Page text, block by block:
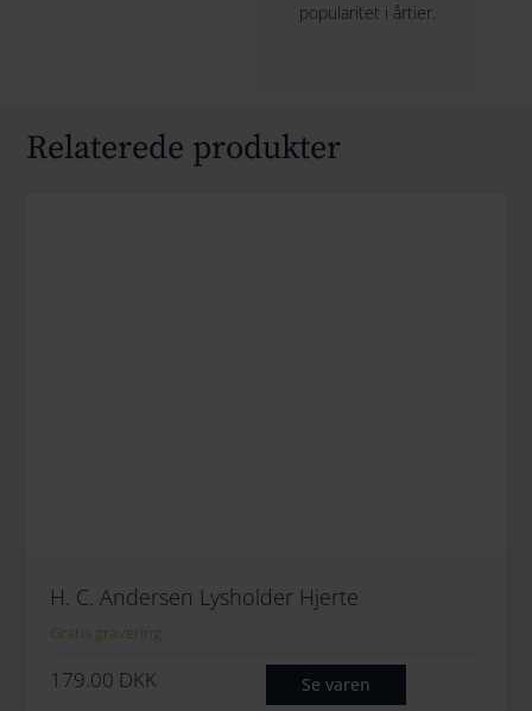
popularitet i årtier.
Relaterede produkter
H. C. Andersen Lysholder Hjerte
Gratis gravering
179.00 DKK Se varen